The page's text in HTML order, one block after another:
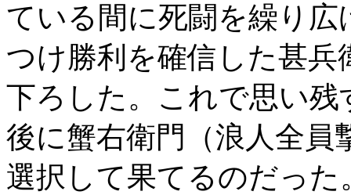
ている間に死闘を繰り
つけ勝利を確信した甚
下ろした。これで思い
後に蟹右衛門（浪人全員
選択して果てるのだった